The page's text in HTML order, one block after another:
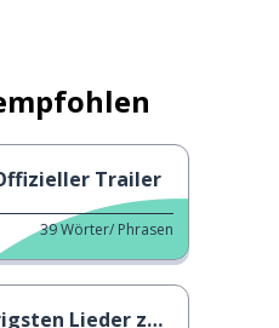
Trailer
39Wörter/ Phrasen
Lieder zum Singen